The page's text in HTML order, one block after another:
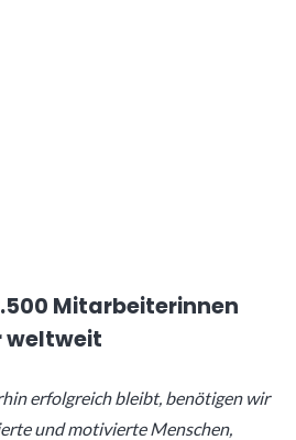
Mitarbeiterinnen
weltweit
erfolgreich bleibt, benötigen wir
und motivierte Menschen,